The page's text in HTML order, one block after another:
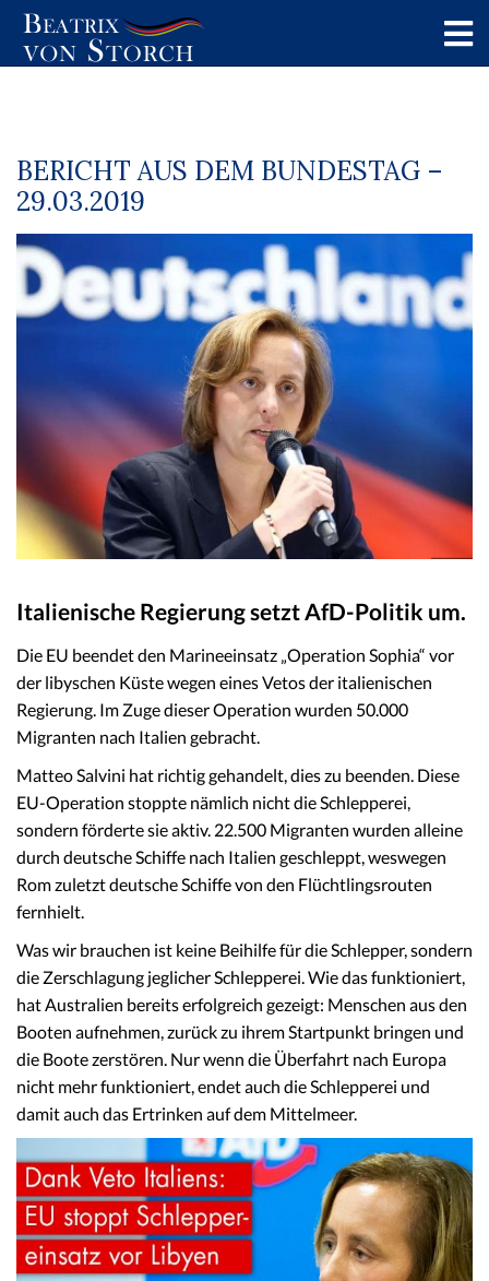
BERICHT AUS DEM BUNDESTAG –
29.03.2019
Italienische Regierung setzt AfD-Politik um.
Die EU beendet den Marineeinsatz „Operation Sophia“ vor
der libyschen Küste wegen eines Vetos der italienischen
Regierung. Im Zuge dieser Operation wurden 50.000
Migranten nach Italien gebracht.
Matteo Salvini hat richtig gehandelt, dies zu beenden. Diese
EU-Operation stoppte nämlich nicht die Schlepperei,
sondern förderte sie aktiv. 22.500 Migranten wurden alleine
durch deutsche Schiffe nach Italien geschleppt, weswegen
Rom zuletzt deutsche Schiffe von den Flüchtlingsrouten
fernhielt.
Was wir brauchen ist keine Beihilfe für die Schlepper, sondern
die Zerschlagung jeglicher Schlepperei. Wie das funktioniert,
hat Australien bereits erfolgreich gezeigt: Menschen aus den
Booten aufnehmen, zurück zu ihrem Startpunkt bringen und
die Boote zerstören. Nur wenn die Überfahrt nach Europa
nicht mehr funktioniert, endet auch die Schlepperei und
damit auch das Ertrinken auf dem Mittelmeer.